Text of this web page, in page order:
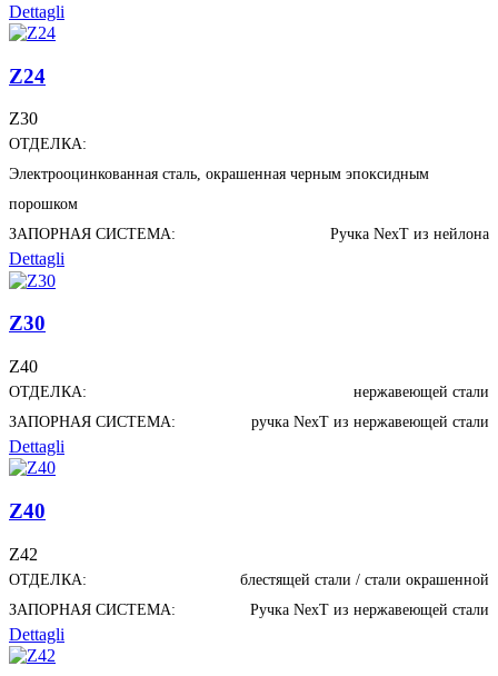
Dettagli
Z24
Z30
ОТДЕЛКА:
Электрооцинкованная сталь, окрашенная черным эпоксидным
порошком
ЗАПОРНАЯ СИСТЕМА:
Ручка NexT из нейлона
Dettagli
Z30
Z40
ОТДЕЛКА:
нержавеющей стали
ЗАПОРНАЯ СИСТЕМА:
ручка NexT из нержавеющей стали
Dettagli
Z40
Z42
ОТДЕЛКА:
блестящей стали / стали окрашенной
ЗАПОРНАЯ СИСТЕМА:
Ручка NexT из нержавеющей стали
Dettagli